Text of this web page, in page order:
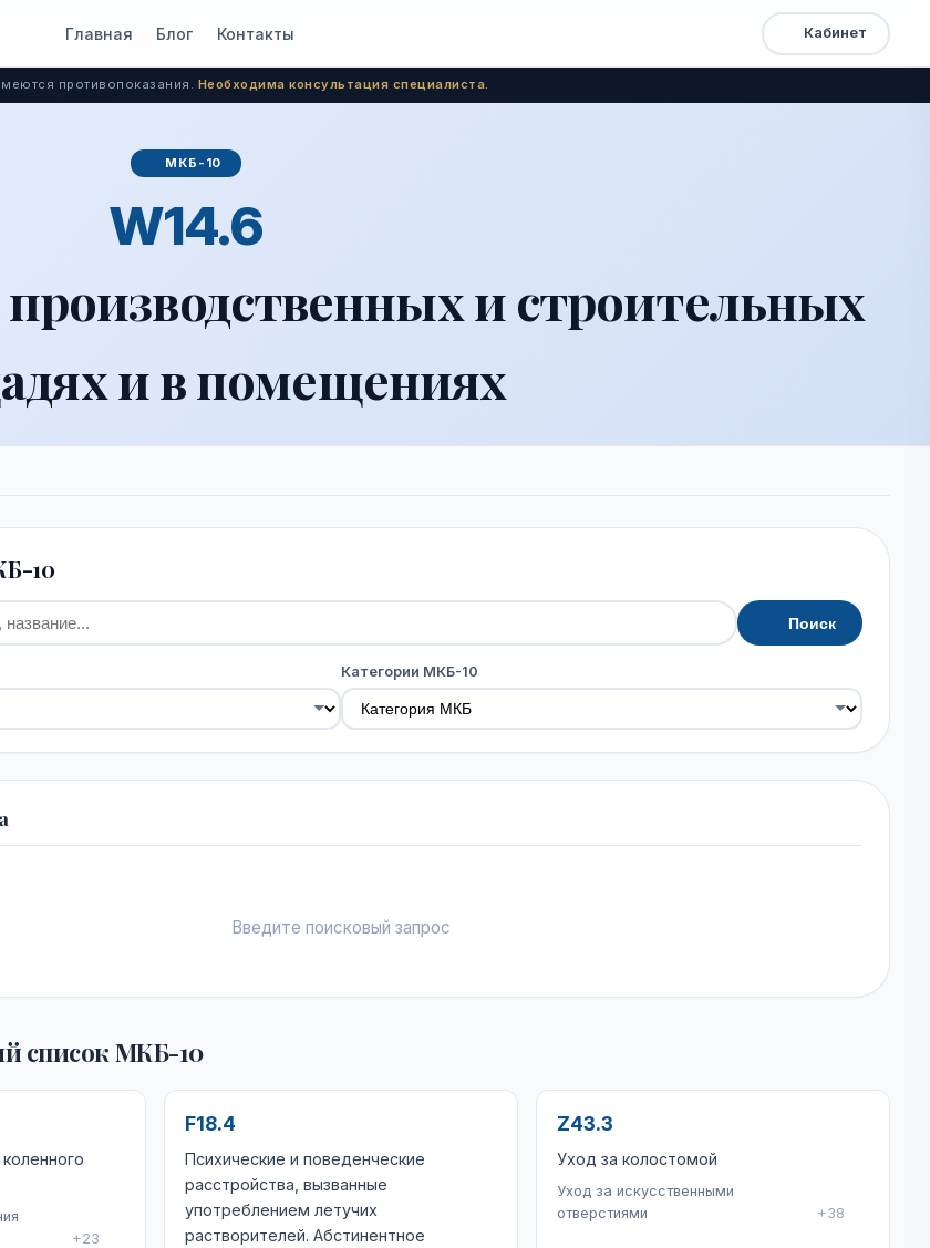
Главная Блог Контакты
Открыть
меню
Быстрый
доступ
Кабинет
противопоказания. Необходима консультация специалиста.
МКБ-10
W14.6
производственных и строительных
и в помещениях
10
Поиск
Категории МКБ-10
Введите поисковый запрос
список МКБ-10
+23
F18.4
Психические и поведенческие
расстройства, вызванные
употреблением летучих
растворителей. Абстинентное
Z43.3
Уход за колостомой
Уход за искусственными
отверстиями
+38